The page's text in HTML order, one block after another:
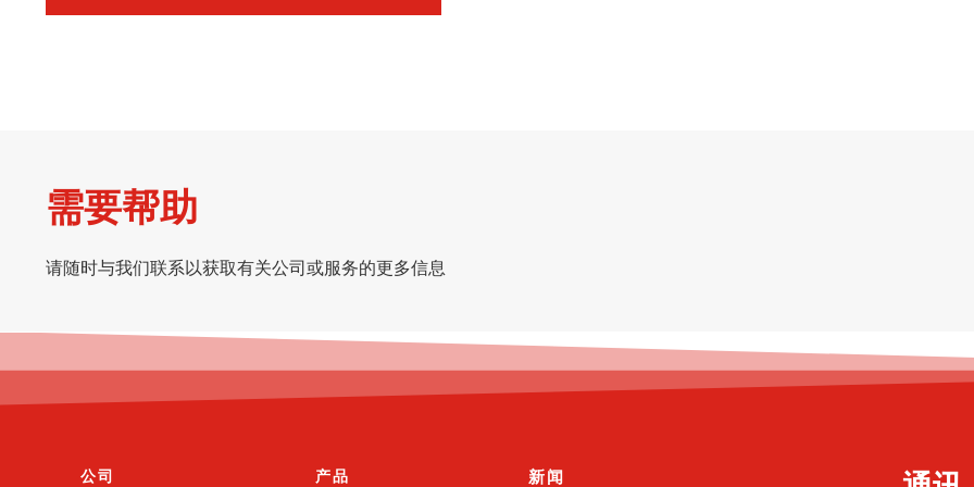
需要帮助
请随时与我们联系以获取有关公司或服务的更多信息
公司 产品 新闻